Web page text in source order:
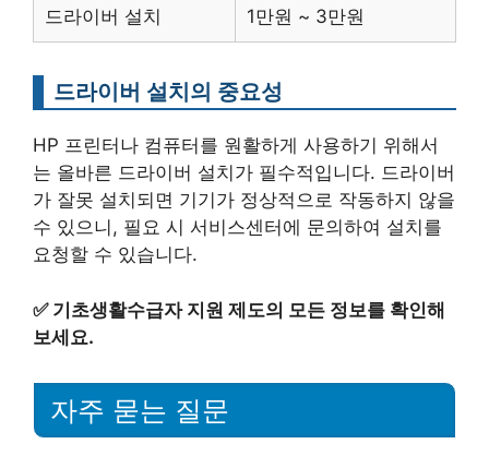
드라이버 설치 1만원 ~ 3만원
드라이버 설치의 중요성
HP 프린터나 컴퓨터를 원활하게 사용하기 위해서
는 올바른 드라이버 설치가 필수적입니다. 드라이버
가 잘못 설치되면 기기가 정상적으로 작동하지 않을
수 있으니, 필요 시 서비스센터에 문의하여 설치를
요청할 수 있습니다.
✅ 기초생활수급자 지원 제도의 모든 정보를 확인해
보세요.
자주 묻는 질문